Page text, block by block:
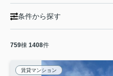
条件から探す
759棟 1408件
賃貸マンション